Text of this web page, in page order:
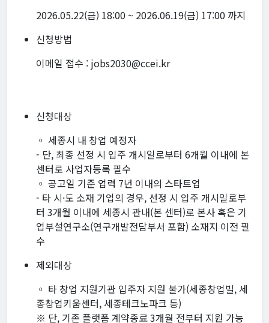
2026.05.22(금) 18:00 ~ 2026.06.19(금) 17:00 까지
신청방법
이메일 접수 : jobs2030@ccei.kr
신청대상
◦ 세종시 내 창업 예정자
- 단, 최종 선정 시 입주 개시일로부터 6개월 이내에 본
센터로 사업자등록 필수
◦ 공고일 기준 업력 7년 이내의 스타트업
- 타 시·도 소재 기업의 경우, 선정 시 입주 개시일로부
터 3개월 이내에 세종시 관내(본 센터)로 본사 혹은 기
업부설연구소(연구개발전담부서 포함) 소재지 이전 필
수
제외대상
◦ 타 창업 지원기관 입주자 지원 불가(세종창업빌, 세
종창업키움센터, 세종테크노파크 등)
※ 단, 기존 플랫폼 계약종료 3개월 전부터 지원 가능